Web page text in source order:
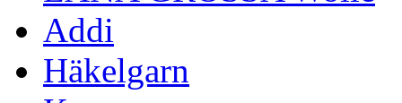
Addi
Häkelgarn